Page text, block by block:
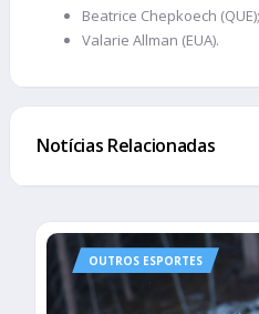
Beatrice Chepkoech (QUE);
Valarie Allman (EUA).
Notícias Relacionadas
OUTROS ESPORTES